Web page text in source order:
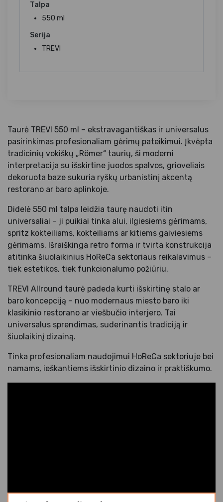
Talpa
550 ml
Serija
TREVI
Taurė TREVI 550 ml – ekstravagantiškas ir universalus
pasirinkimas profesionaliam gėrimų pateikimui. Įkvėpta
tradicinių vokiškų „Römer“ taurių, ši moderni
interpretacija su išskirtine juodos spalvos, grioveliais
dekoruota baze sukuria ryškų urbanistinį akcentą
restorano ar baro aplinkoje.
Didelė 550 ml talpa leidžia taurę naudoti itin
universaliai – ji puikiai tinka alui, ilgiesiems gėrimams,
spritz kokteiliams, kokteiliams ar kitiems gaiviesiems
gėrimams. Išraiškinga retro forma ir tvirta konstrukcija
atitinka šiuolaikinius HoReCa sektoriaus reikalavimus –
tiek estetikos, tiek funkcionalumo požiūriu.
TREVI Allround taurė padeda kurti išskirtinę stalo ar
baro koncepciją – nuo modernaus miesto baro iki
klasikinio restorano ar viešbučio interjero. Tai
universalus sprendimas, suderinantis tradiciją ir
šiuolaikinį dizainą.
Tinka profesionaliam naudojimui HoReCa sektoriuje bei
namams, ieškantiems išskirtinio dizaino ir praktiškumo.